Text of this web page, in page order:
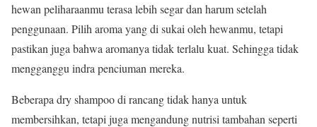
hewan peliharaanmu terasa lebih segar dan harum setelah
penggunaan. Pilih aroma yang di sukai oleh hewanmu, tetapi
pastikan juga bahwa aromanya tidak terlalu kuat. Sehingga tidak
mengganggu indra penciuman mereka.
Beberapa dry shampoo di rancang tidak hanya untuk
membersihkan, tetapi juga mengandung nutrisi tambahan seperti